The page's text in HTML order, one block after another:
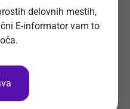
jev?
delovnih mestih,
E-informator vam to